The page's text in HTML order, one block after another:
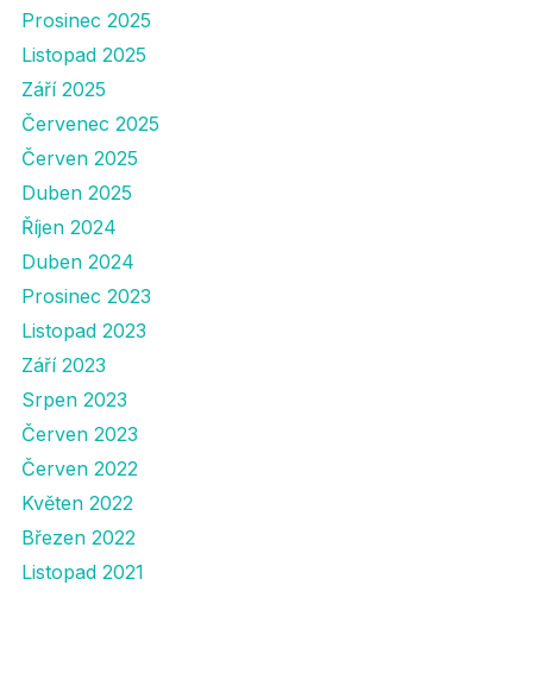
Prosinec 2025
Listopad 2025
Září 2025
Červenec 2025
Červen 2025
Duben 2025
Říjen 2024
Duben 2024
Prosinec 2023
Listopad 2023
Září 2023
Srpen 2023
Červen 2023
Červen 2022
Květen 2022
Březen 2022
Listopad 2021